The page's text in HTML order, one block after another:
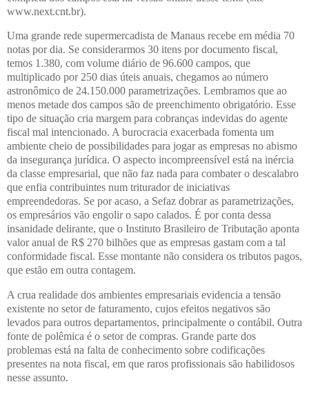
www.next.cnt.br).
Uma grande rede supermercadista de Manaus recebe em média 70
notas por dia. Se considerarmos 30 itens por documento fiscal,
temos 1.380, com volume diário de 96.600 campos, que
multiplicado por 250 dias úteis anuais, chegamos ao número
astronômico de 24.150.000 parametrizações. Lembramos que ao
menos metade dos campos são de preenchimento obrigatório. Esse
tipo de situação cria margem para cobranças indevidas do agente
fiscal mal intencionado. A burocracia exacerbada fomenta um
ambiente cheio de possibilidades para jogar as empresas no abismo
da insegurança jurídica. O aspecto incompreensível está na inércia
da classe empresarial, que não faz nada para combater o descalabro
que enfia contribuintes num triturador de iniciativas
empreendedoras. Se por acaso, a Sefaz dobrar as parametrizações,
os empresários vão engolir o sapo calados. É por conta dessa
insanidade delirante, que o Instituto Brasileiro de Tributação aponta
valor anual de R$ 270 bilhões que as empresas gastam com a tal
conformidade fiscal. Esse montante não considera os tributos pagos,
que estão em outra contagem.
A crua realidade dos ambientes empresariais evidencia a tensão
existente no setor de faturamento, cujos efeitos negativos são
levados para outros departamentos, principalmente o contábil. Outra
fonte de polêmica é o setor de compras. Grande parte dos
problemas está na falta de conhecimento sobre codificações
presentes na nota fiscal, em que raros profissionais são habilidosos
nesse assunto.